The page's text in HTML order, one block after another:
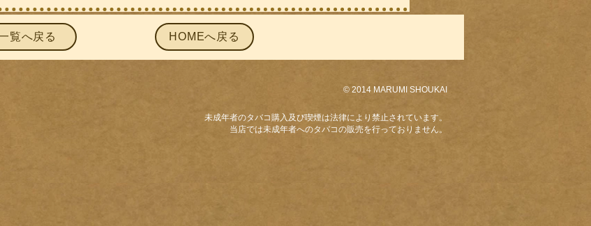
覧へ戻る HOMEへ戻る
© 2014 MARUMI SHOUKAI
未成年者のタバコ購入及び喫煙は法律により禁止されています。
当店では未成年者へのタバコの販売を行っておりません。